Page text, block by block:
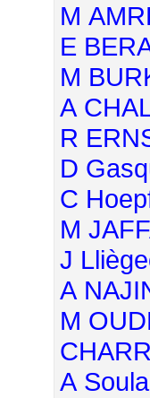
M
E
M
A
R
D
C
M
J
A
M
A